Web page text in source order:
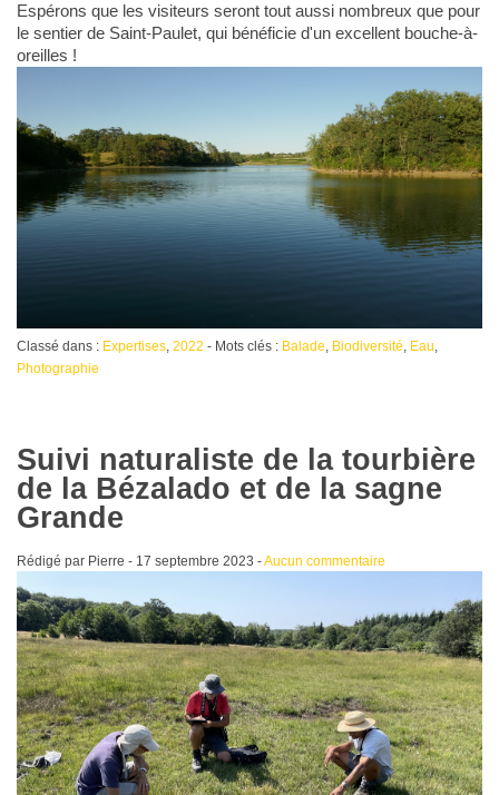
Espérons que les visiteurs seront tout aussi nombreux que pour
le sentier de Saint-Paulet, qui bénéficie d'un excellent bouche-à-
oreilles !
Classé dans : Expertises, 2022 - Mots clés : Balade, Biodiversité, Eau,
Photographie
Suivi naturaliste de la tourbière
de la Bézalado et de la sagne
Grande
Rédigé par Pierre - 17 septembre 2023 -Aucun commentaire